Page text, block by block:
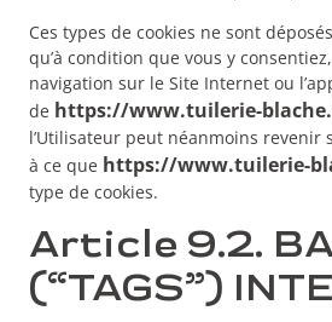
Ces types de cookies ne sont
qu’à condition que vous y
navigation sur le Site Internet ou
de https://www.tuilerie-
l’Utilisateur peut néanmoins revenir
à ce que https://www.tuilerie-
type de cookies.
Article 9.2.
(“TAGS”)